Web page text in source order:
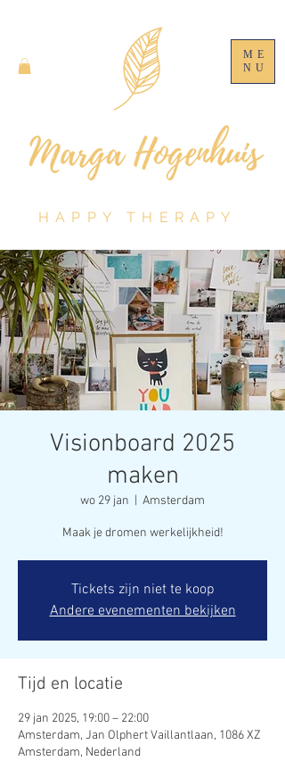
ME
NU
HAPPY THERAPY
Visionboard 2025
maken
wo 29 jan Amsterdam
Maak je dromen werkelijkheid!
Tickets zijn niet te koop
Andere evenementen bekijken
Tijd en locatie
29 jan 2025, 19:00 – 22:00
Amsterdam, Jan Olphert Vaillantlaan, 1086 XZ
Amsterdam, Nederland